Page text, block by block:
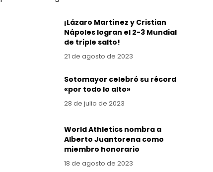
¡Lázaro Martínez y Cristian
Nápoles logran el 2-3 Mundial
de triple salto!
21 de agosto de 2023
Sotomayor celebró su récord
«por todo lo alto»
28 de julio de 2023
World Athletics nombra a
Alberto Juantorena como
miembro honorario
18 de agosto de 2023